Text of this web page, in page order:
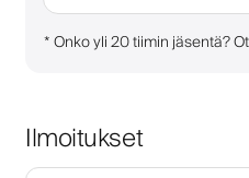
*Onko yli 20 tiimin jäsentä?
Ilmoitukset